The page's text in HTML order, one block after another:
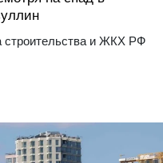
строительства и ЖКХ РФ